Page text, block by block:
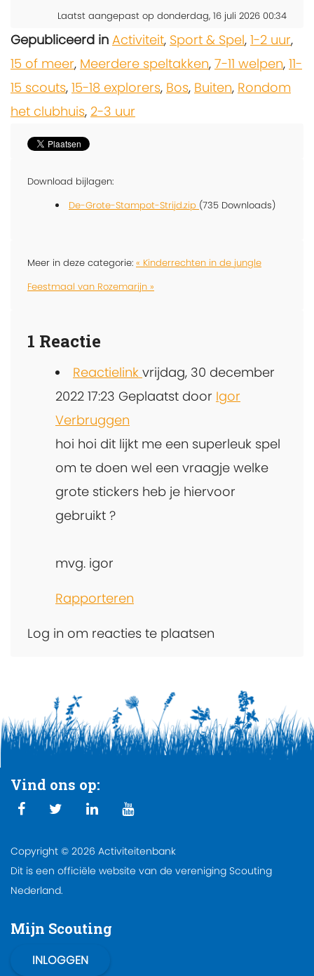
Laatst aangepast op donderdag, 16 juli 2026 00:34
Gepubliceerd in Activiteit, Sport & Spel, 1-2 uur,
15 of meer, Meerdere speltakken, 7-11 welpen, 11-
15 scouts, 15-18 explorers, Bos, Buiten, Rondom
het clubhuis, 2-3 uur
Download bijlagen:
De-Grote-Stampot-Strijd.zip (735 Downloads)
Meer in deze categorie: « Kinderrechten in de jungle
Feestmaal van Rozemarijn »
1 Reactie
Reactielink vrijdag, 30 december
2022 17:23 Geplaatst door Igor
Verbruggen
hoi hoi dit lijkt me een superleuk spel
om te doen wel een vraagje welke
grote stickers heb je hiervoor
gebruikt ?
mvg. igor
Rapporteren
Log in om reacties te plaatsen
Vind ons op:
Copyright © 2026 Activiteitenbank
Dit is een officiële website van de vereniging Scouting
Nederland.
Mijn Scouting